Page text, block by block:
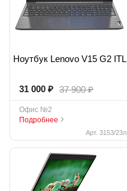
Ноутбук Lenovo V15 G2 ITL
31 000 ₽ 37 900₽
Офис №2
Подробнее
Арт. 3153/23л